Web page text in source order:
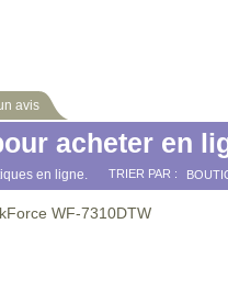
avis
acheter en
en ligne. TRIER PAR :
WF-7310DTW